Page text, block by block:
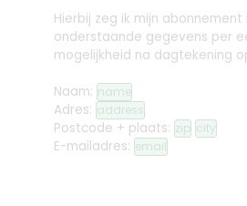
Hierbij zeg ik mijn
onderstaande gegevens per
mogelijkheid na dagtekening
Naam: name
Adres: address
Postcode + plaats: zip city
E-mailadres: email